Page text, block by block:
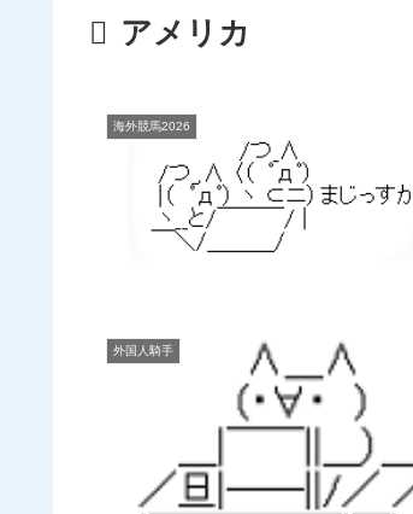
アメリカ
海外競馬2026
外国人騎手